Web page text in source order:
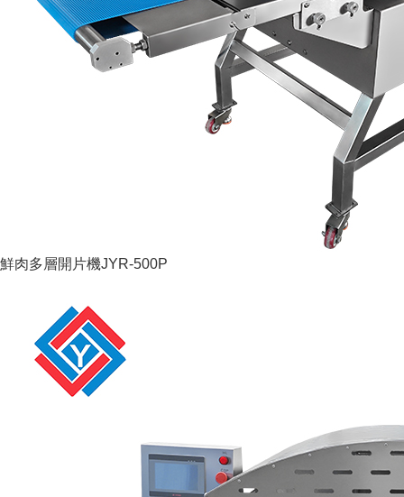
鮮肉多層開片機JYR-500P